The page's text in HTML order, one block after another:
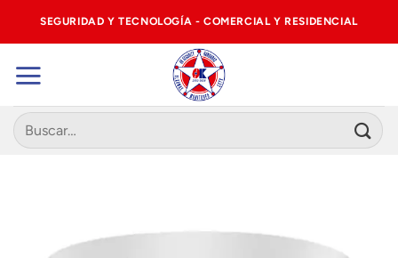
SEGURIDAD Y TECNOLOGÍA - COMERCIAL Y RESIDENCIAL
Buscar
por: